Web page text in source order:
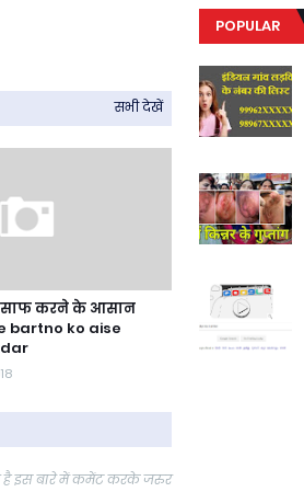
सभी देखें
साफ करने के आसान
bartno ko aise
है इस बारे में कमेंट करके जरुर
POPULAR